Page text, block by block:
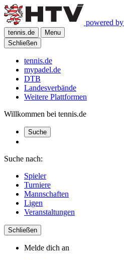
powered by
tennis.de
Menu
Schließen
tennis.de
mypadel.de
DTB
Landesverbände
Weitere Plattformen
Willkommen bei tennis.de
Suche
Suche nach:
Spieler
Turniere
Mannschaften
Ligen
Veranstaltungen
Schließen
Melde dich an